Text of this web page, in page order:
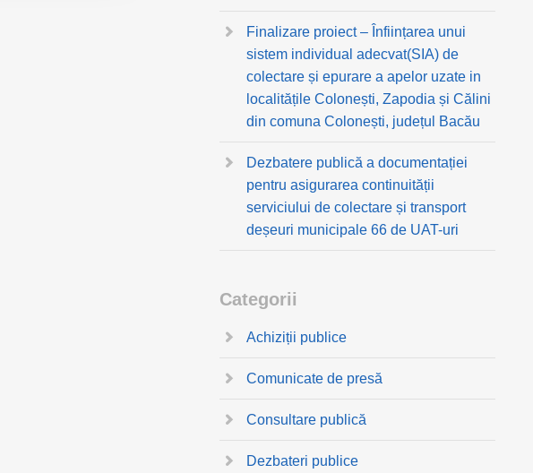
Finalizare proiect – Înființarea unui
sistem individual adecvat(SIA) de
colectare și epurare a apelor uzate in
localitățile Colonești, Zapodia și Călini
din comuna Colonești, județul Bacău
Dezbatere publică a documentației
pentru asigurarea continuității
serviciului de colectare și transport
deșeuri municipale 66 de UAT-uri
Categorii
Achiziții publice
Comunicate de presă
Consultare publică
Dezbateri publice